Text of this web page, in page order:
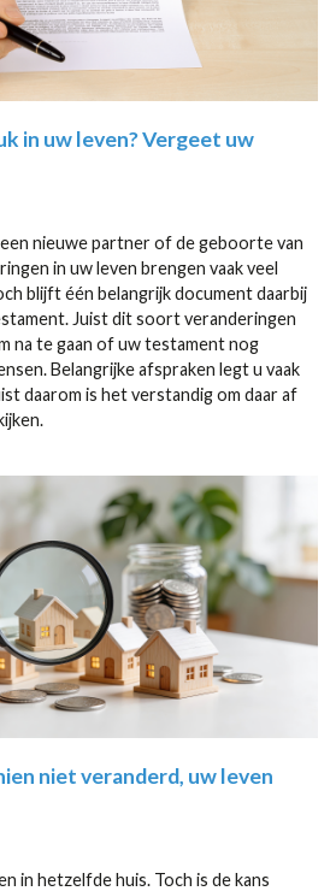
in uw leven? Vergeet uw
nieuwe partner of de geboorte van
in uw leven brengen vaak veel
blijft één belangrijk document daarbij
Juist dit soort veranderingen
na te gaan of uw testament nog
Belangrijke afspraken legt u vaak
daarom is het verstandig om daar af
niet veranderd, uw leven
in hetzelfde huis. Toch is de kans